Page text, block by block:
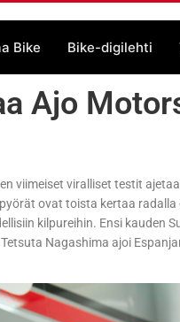
Bike Bike-digilehti
Ajo
viimeiset viralliset testit
ovat toista kertaa
kilpureihin. Ensi kauden
Nagashima ajoi